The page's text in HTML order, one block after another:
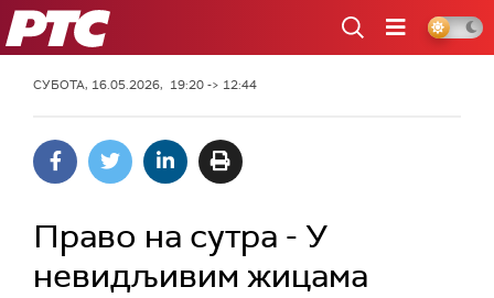
РТС
СУБОТА, 16.05.2026, 19:20 -> 12:44
Право на сутра - У
невидљивим жицама